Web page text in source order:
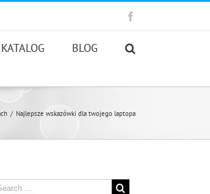
KATALOG BLOG
/ Najlepsze wskazówki dla twojego laptopa